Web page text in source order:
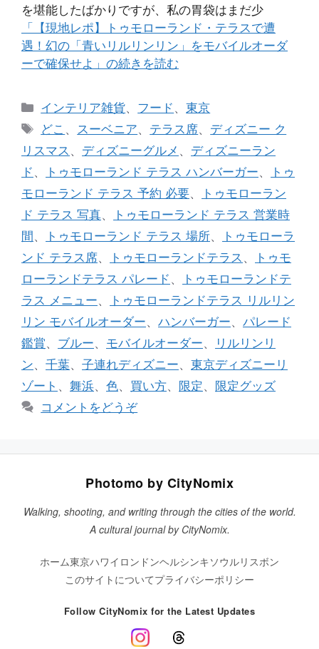
を堪能したばかりですが、私の胃袋はまだ少
「【現地レポ】トゥモローランド・テラスで遭
遇！幻の「青いリルリンリン」をモバイルオーダ
ーで確保せよ」の続きを読む
カ
テ
リ
ー
インテリア雑貨、 フード 、東京
タ
グ
どこ 、 スーベニア、 テラス席、 ディズニー ク
リスマス 、 ディズニーグルメ 、 ディズニーラン
ド 、 トゥモローランド テラス ハンバーガー、
トゥ
モローランド テラス 予約 必要、
トゥモローラン
ド テラス 写真、
トゥモローランド テラス 営業時
間、 トゥモローランド テラス 場所、
トゥモローラ
ンド テラス席、 トゥモローランドテラス 、
トゥモ
ローランドテラス パレード 、
トゥモローランドテ
ラス メニュー、
トゥモローランドテラス リルリン
リン モバイルオーダー、 ハンバーガー、 パレード
鑑賞、 ブルー、 モバイルオーダー、
リルリンリ
ン、 千葉、 子連れディズニー、 東京ディズニーリ
ゾート 、 舞浜、 色、 買い方、 限定 、 限定グッズ
コメントをどうぞ
Photomo by CityNomix
Walking, shooting, and writing through the cities of the world.
A cultural journal by CityNomix.
ホーム東京ハワイ ロンドンヘルシンキ ソウルリスボン
このサイトについてプライバシーポリシー
Follow CityNomix for the Latest Updates